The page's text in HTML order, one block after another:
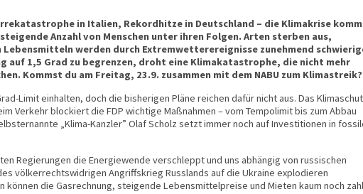
in Italien, Rekordhitze in Deutschland – die Klimakrise
Anzahl von Menschen unter ihren Folgen. Arten sterben aus,
werden durch Extremwetterereignisse zunehmend
auf 1,5 Grad zu begrenzen, droht eine Klimakatastrophe, die nicht mehr
Kommst du am Freitag, 23.9. zusammen mit dem NABU zum Klimastreik?
Limit einhalten, doch die bisherigen Pläne reichen dafür nicht aus. Das
Verkehr blockiert die FDP wichtige Maßnahmen – vom Tempolimit bis zum Abbau
„Klima-Kanzler” Olaf Scholz setzt immer noch auf Investitionen in
Regierungen die Energiewende verschleppt und uns abhängig von russischen
völkerrechtswidrigen Angriffskrieg Russlands auf die Ukraine explodieren
können die Gasrechnung, steigende Lebensmittelpreise und Mieten kaum noch